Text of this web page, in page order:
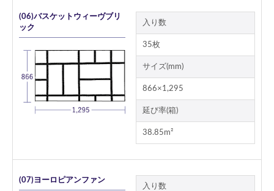
(06)バスケットウィーヴブリ
ック
入り数
35枚
サイズ(mm)
866×1,295
延び率(箱)
38.85m²
(07)ヨーロピアンファン
入り数